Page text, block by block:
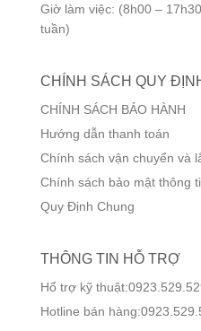
Giờ làm việc: (8h00 –
tuần)
CHÍNH SÁCH QUY
CHÍNH SÁCH BẢO HÀNH
Hướng dẫn thanh toán
Chính sách vận chuyển và
Chính sách bảo mật thông
Quy Định Chung
THÔNG TIN HỖ TRỢ
Hổ trợ kỹ
Hotline bán